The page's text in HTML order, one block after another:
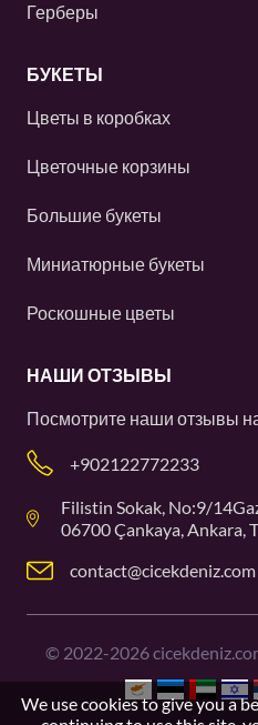
Герберы
БУКЕТЫ
Цветы в коробках
Цветочные корзины
Большие букеты
Миниатюрные букеты
Роскошные цветы
НАШИ ОТЗЫВЫ
Посмотрите наши отзывы
+902122772233
Filistin Sokak, No:9/
06700 Çankaya, Ankara,
contact@cicekdeniz.com
© 2022-2026
We use cookies to give you a